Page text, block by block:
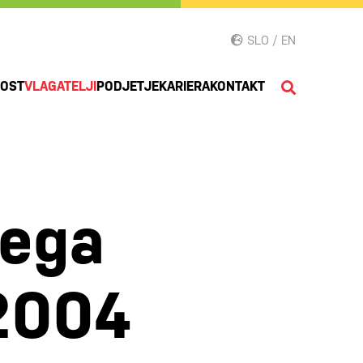
SLO / EN
VLAGATELJIPODJETJEKARIERAKONTAKT